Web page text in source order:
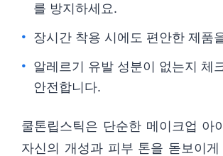
를 방지하세요.
장시간 착용 시에도 편안한 제품
알레르기 유발 성분이 없는지 체
안전합니다.
쿨톤립스틱은 단순한 메이크업 아
자신의 개성과 피부 톤을 돋보이